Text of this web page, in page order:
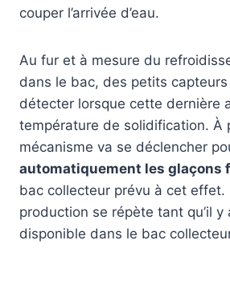
couper l’arrivée d’eau.
Au fur et à mesure du
dans le bac, des petits
détecter lorsque cette dernière
température de solidification. À
mécanisme va se déclencher
automatiquement les glaçons
bac collecteur prévu à cet effet.
production se répète tant qu’il y
disponible dans le bac